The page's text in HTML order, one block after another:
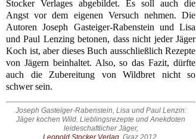
Stocker Verlages abgebildet. Es soll auch die
Angst vor dem eigenen Versuch nehmen. Die
Autoren Joseph Gasteiger-Rabenstein und Lisa
und Paul Lenzing betonen, dass nicht jeder Jäger
Koch ist, aber dieses Buch ausschließlich Rezepte
von Jägern beinhaltet. Also, so das Fazit, dürfte
auch die Zubereitung von Wildbret nicht so
schwer sein.
Joseph Gasteiger-Rabenstein, Lisa und Paul Lenzin:
Jäger kochen Wild. Lieblingsrezepte und Anekdoten
leideschaftlicher Jäger,
Leopold Stocker Verlag , Graz 2012,